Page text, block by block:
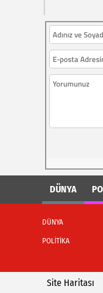
DÜNYA
DÜNYA
POLİTİKA
Site Haritası